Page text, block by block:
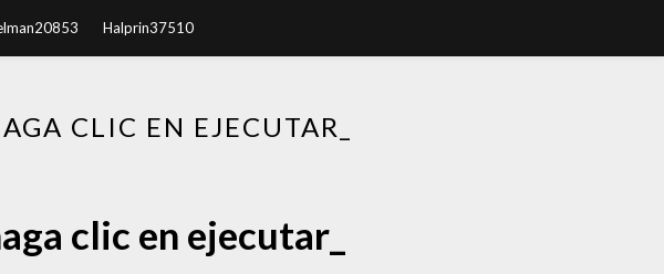
Halprin37510
CLIC EN EJECUTAR_
clic en ejecutar_